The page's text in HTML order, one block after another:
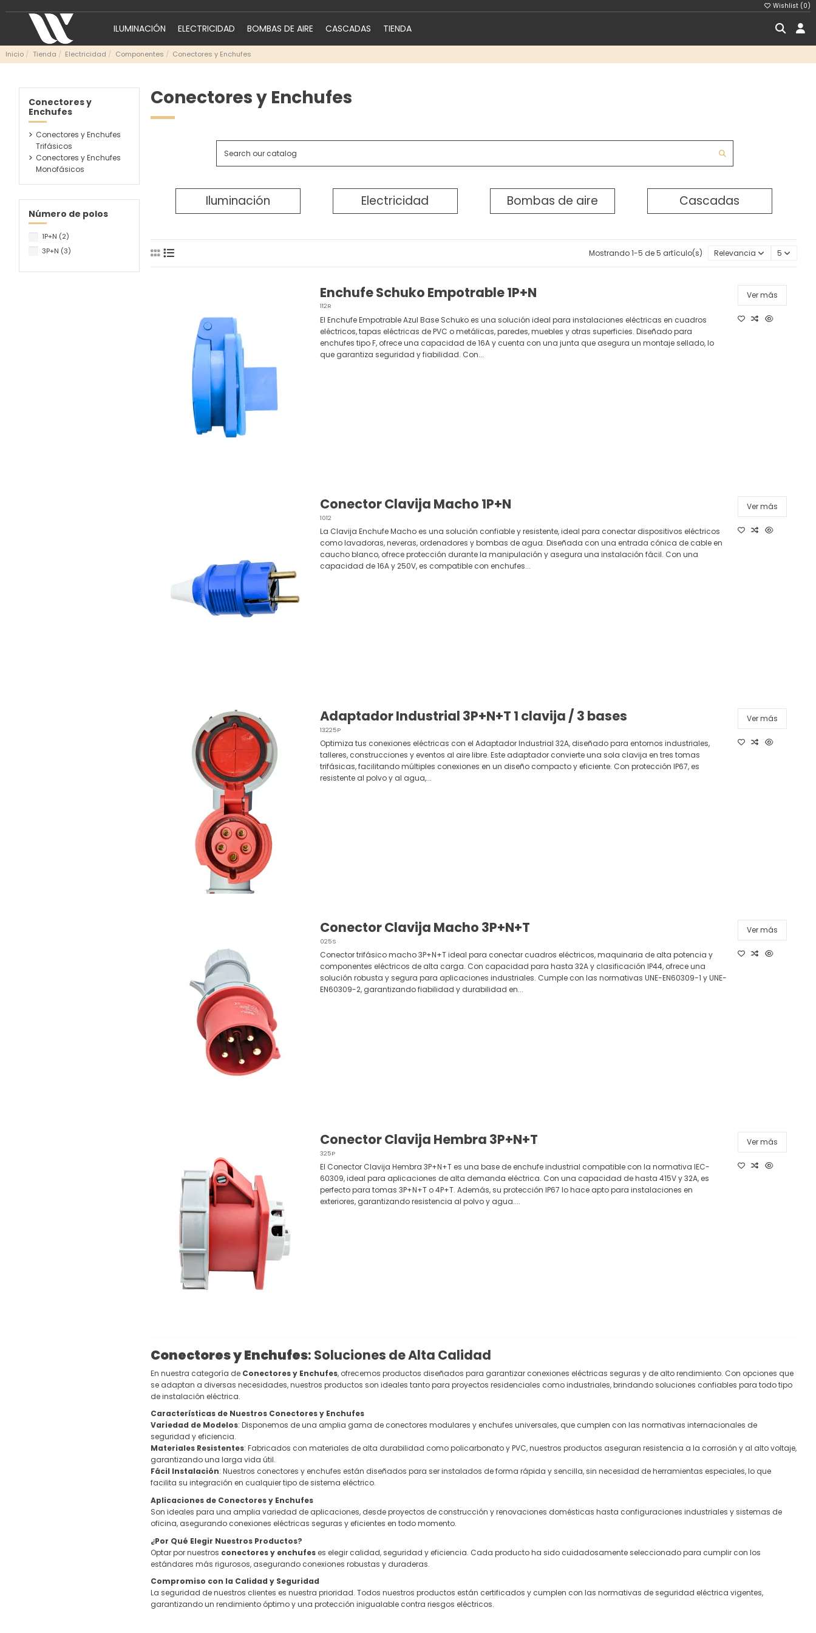
Wishlist (0)
ILUMINACIÓN ELECTRICIDAD BOMBAS DE AIRE CASCADAS TIENDA
Inicio Tienda Electricidad Componentes Conectores y Enchufes
Conectores y Enchufes
Iluminación Electricidad Bombas de aire Cascadas
Mostrando 1-5 de 5 artículo(s) Relevancia 5
Enchufe Schuko Empotrable 1P+N
112R
El Enchufe Empotrable Azul Base Schuko es una solución ideal para instalaciones eléctricas en cuadros
eléctricos, tapas eléctricas de PVC o metálicas, paredes, muebles y otras superficies. Diseñado para
enchufes tipo F, ofrece una capacidad de 16A y cuenta con una junta que asegura un montaje sellado, lo
que garantiza seguridad y fiabilidad. Con...
Ver más
Conector Clavija Macho 1P+N
1012
La Clavija Enchufe Macho es una solución confiable y resistente, ideal para conectar dispositivos eléctricos
como lavadoras, neveras, ordenadores y bombas de agua. Diseñada con una entrada cónica de cable en
caucho blanco, ofrece protección durante la manipulación y asegura una instalación fácil. Con una
capacidad de 16A y 250V, es compatible con enchufes...
Ver más
Adaptador Industrial 3P+N+T 1 clavija / 3 bases
13225P
Optimiza tus conexiones eléctricas con el Adaptador Industrial 32A, diseñado para entornos industriales,
talleres, construcciones y eventos al aire libre. Este adaptador convierte una sola clavija en tres tomas
trifásicas, facilitando múltiples conexiones en un diseño compacto y eficiente. Con protección IP67, es
resistente al polvo y al agua,...
Ver más
Conector Clavija Macho 3P+N+T
025S
Conector trifásico macho 3P+N+T ideal para conectar cuadros eléctricos, maquinaria de alta potencia y
componentes eléctricos de alta carga. Con capacidad para hasta 32A y clasificación IP44, ofrece una
solución robusta y segura para aplicaciones industriales. Cumple con las normativas UNE-EN60309-1 y UNE-
EN60309-2, garantizando fiabilidad y durabilidad en...
Ver más
Conector Clavija Hembra 3P+N+T
325P
El Conector Clavija Hembra 3P+N+T es una base de enchufe industrial compatible con la normativa IEC-
60309, ideal para aplicaciones de alta demanda eléctrica. Con una capacidad de hasta 415V y 32A, es
perfecto para tomas 3P+N+T o 4P+T. Además, su protección IP67 lo hace apto para instalaciones en
exteriores, garantizando resistencia al polvo y agua....
Ver más
Conectores y Enchufes: Soluciones de Alta Calidad
En nuestra categoría de Conectores y Enchufes, ofrecemos productos diseñados para garantizar conexiones eléctricas seguras y de alto rendimiento. Con opciones que
se adaptan a diversas necesidades, nuestros productos son ideales tanto para proyectos residenciales como industriales, brindando soluciones confiables para todo tipo
de instalación eléctrica.
Características de Nuestros Conectores y Enchufes
Variedad de Modelos: Disponemos de una amplia gama de conectores modulares y enchufes universales, que cumplen con las normativas internacionales de
seguridad y eficiencia.
Materiales Resistentes: Fabricados con materiales de alta durabilidad como policarbonato y PVC, nuestros productos aseguran resistencia a la corrosión y al alto voltaje,
garantizando una larga vida útil.
Fácil Instalación: Nuestros conectores y enchufes están diseñados para ser instalados de forma rápida y sencilla, sin necesidad de herramientas especiales, lo que
facilita su integración en cualquier tipo de sistema eléctrico.
Aplicaciones de Conectores y Enchufes
Son ideales para una amplia variedad de aplicaciones, desde proyectos de construcción y renovaciones domésticas hasta configuraciones industriales y sistemas de
oficina, asegurando conexiones eléctricas seguras y eficientes en todo momento.
¿Por Qué Elegir Nuestros Productos?
Optar por nuestros conectores y enchufeses elegir calidad, seguridad y eficiencia. Cada producto ha sido cuidadosamente seleccionado para cumplir con los
estándares más rigurosos, asegurando conexiones robustas y duraderas.
Compromiso con la Calidad y Seguridad
La seguridad de nuestros clientes es nuestra prioridad. Todos nuestros productos están certificados y cumplen con las normativas de seguridad eléctrica vigentes,
garantizando un rendimiento óptimo y una protección inigualable contra riesgos eléctricos.
Conectores y
Enchufes
Conectores y Enchufes
Trifásicos
Conectores y Enchufes
Monofásicos
Número de polos
1P+N (2)
3P+N (3)